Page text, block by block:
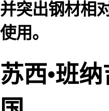
并突出钢材相
使用。
苏西•班